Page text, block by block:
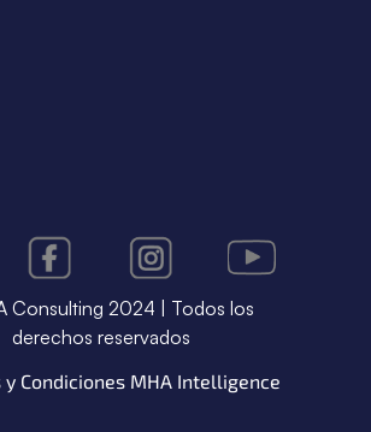
Consulting 2024 | Todos los
derechos reservados
y Condiciones MHA Intelligence